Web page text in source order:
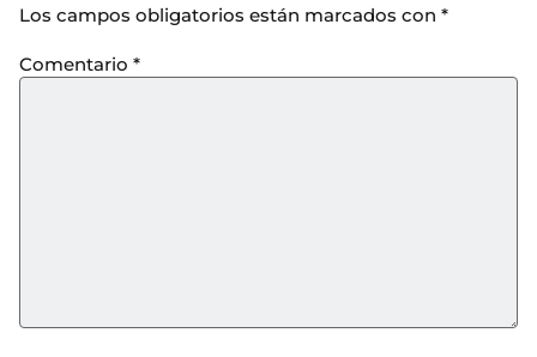
Los campos obligatorios están marcados con *
Comentario *